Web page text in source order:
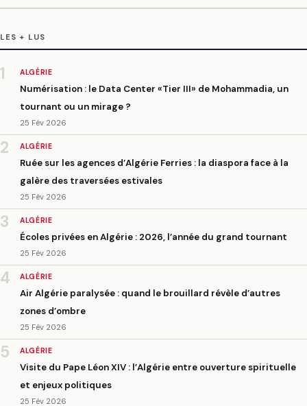
LES + LUS
1 ALGÉRIE
Numérisation : le Data Center «Tier III» de Mohammadia, un
tournant ou un mirage ?
25 Fév 2026
2 ALGÉRIE
Ruée sur les agences d’Algérie Ferries : la diaspora face à la
galère des traversées estivales
25 Fév 2026
3 ALGÉRIE
Écoles privées en Algérie : 2026, l’année du grand tournant
25 Fév 2026
4 ALGÉRIE
Air Algérie paralysée : quand le brouillard révèle d’autres
zones d’ombre
25 Fév 2026
5 ALGÉRIE
Visite du Pape Léon XIV : l’Algérie entre ouverture spirituelle
et enjeux politiques
25 Fév 2026